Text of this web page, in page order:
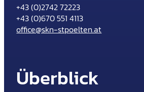
+43 (0)2742 72223
+43 (0)670 551 4113
office@skn-stpoelten.at
Überblick